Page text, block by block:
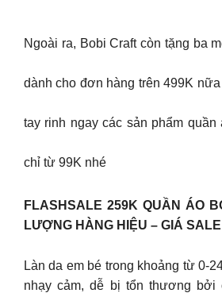
Ngoài ra, Bobi Craft còn tặng ba
dành cho đơn hàng trên 499K
tay rinh ngay các sản phẩm
chỉ từ 99K nhé
FLASHSALE 259K QUẦN ÁO
LƯỢNG HÀNG HIỆU – GIÁ
Làn da em bé trong khoảng từ 0-
nhạy cảm, dễ bị tổn thương bởi